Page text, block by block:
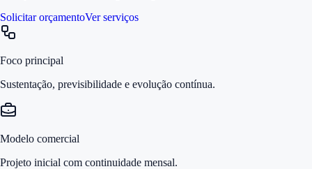
Solicitar orçamentoVer serviços
Foco principal
Sustentação, previsibilidade e evolução contínua.
Modelo comercial
Projeto inicial com continuidade mensal.